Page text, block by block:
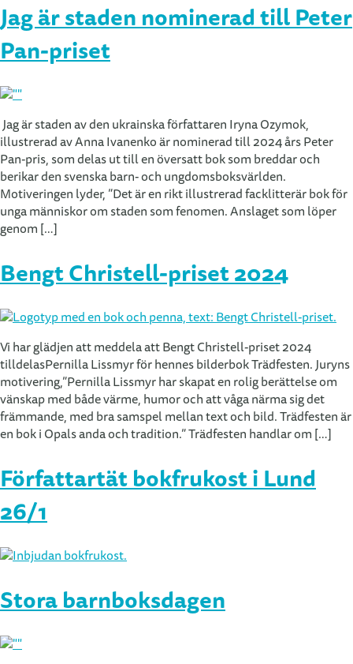
Jag är staden nominerad till Peter
Pan-priset
Jag är staden av den ukrainska författaren Iryna Ozymok,
illustrerad av Anna Ivanenko är nominerad till 2024 års Peter
Pan-pris, som delas ut till en översatt bok som breddar och
berikar den svenska barn- och ungdomsboksvärlden.
Motiveringen lyder, ”Det är en rikt illustrerad facklitterär bok för
unga människor om staden som fenomen. Anslaget som löper
genom […]
Bengt Christell-priset 2024
Vi har glädjen att meddela att Bengt Christell-priset 2024
tilldelasPernilla Lissmyr för hennes bilderbok Trädfesten. Juryns
motivering,”Pernilla Lissmyr har skapat en rolig berättelse om
vänskap med både värme, humor och att våga närma sig det
främmande, med bra samspel mellan text och bild. Trädfesten är
en bok i Opals anda och tradition.” Trädfesten handlar om […]
Författartät bokfrukost i Lund
26/1
Stora barnboksdagen